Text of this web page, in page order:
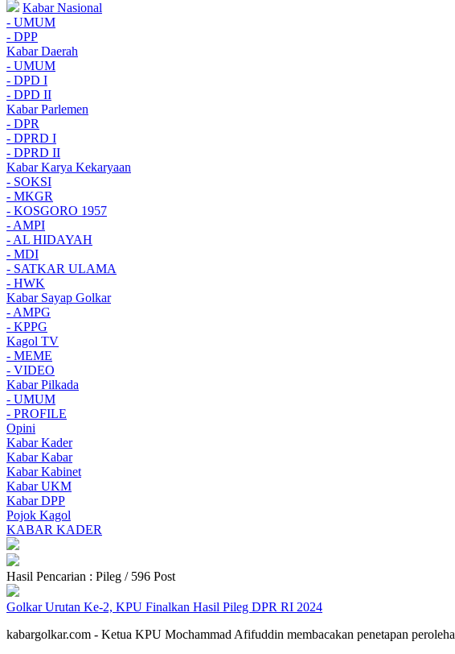
Kabar Nasional
- UMUM
- DPP
Kabar Daerah
- UMUM
- DPD I
- DPD II
Kabar Parlemen
- DPR
- DPRD I
- DPRD II
Kabar Karya Kekaryaan
- SOKSI
- MKGR
- KOSGORO 1957
- AMPI
- AL HIDAYAH
- MDI
- SATKAR ULAMA
- HWK
Kabar Sayap Golkar
- AMPG
- KPPG
Kagol TV
- MEME
- VIDEO
Kabar Pilkada
- UMUM
- PROFILE
Opini
Kabar Kader
Kabar Kabar
Kabar Kabinet
Kabar UKM
Kabar DPP
Pojok Kagol
KABAR KADER
Hasil Pencarian : Pileg / 596 Post
Golkar Urutan Ke-2, KPU Finalkan Hasil Pileg DPR RI 2024
kabargolkar.com - Ketua KPU Mochammad Afifuddin membacakan penetapan